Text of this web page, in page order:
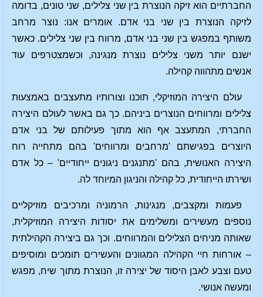
החברתיים הוא זיקה הנוצרת בין שני צלילים, שני טונים, בדומה
לזיקה הנוצרת בין שני בני אדם. אומרים אנו: נוצר מרחב
משותף במפגש בין שני בני אדם, מרווח בין שני צלילים. כאשר
ישנם יותר משני צלילים נוצרת מנגינה, וכשמצטרפים עוד
אנשים מתהווה קהילה.
עולם היצירה המוזיקלי, תוכנו וצורותיו מתעצבים באמצעות
צלילים ומרווחים הנוצרים ביניהם. כך גם באשר לעולם היצירה
החברתי, המתעצב אף הוא מתוך פעילותם של בני אדם
היוצרים בפגישתם 'מרחבים ומרווחים' בהם מתחייה רוח
היצירה האנושית, בהם 'מתנגנים ניגונים ייחודיים' – כל אדם
ושירתו הייחודית, כל קהילה והניגון המיוחד לה.
פעמות ומקצבים, מנגינות, הרמוניה ומרכיבים מוזיקליים
נוספים מעשירים ומשלימים את יסודות היצירה המוזיקלית,
שאותה מניחים הצלילים והמרווחים. וכך גם ביצירה הקהילתית
– אורחות חיי הקהילה המגוונים והעשירים תומכים ומוסיפים
טעם וצבע לאבן היסוד של יצירה זו, הנוצרת מתוך שיח, מפגש
ומעשה אנושי.